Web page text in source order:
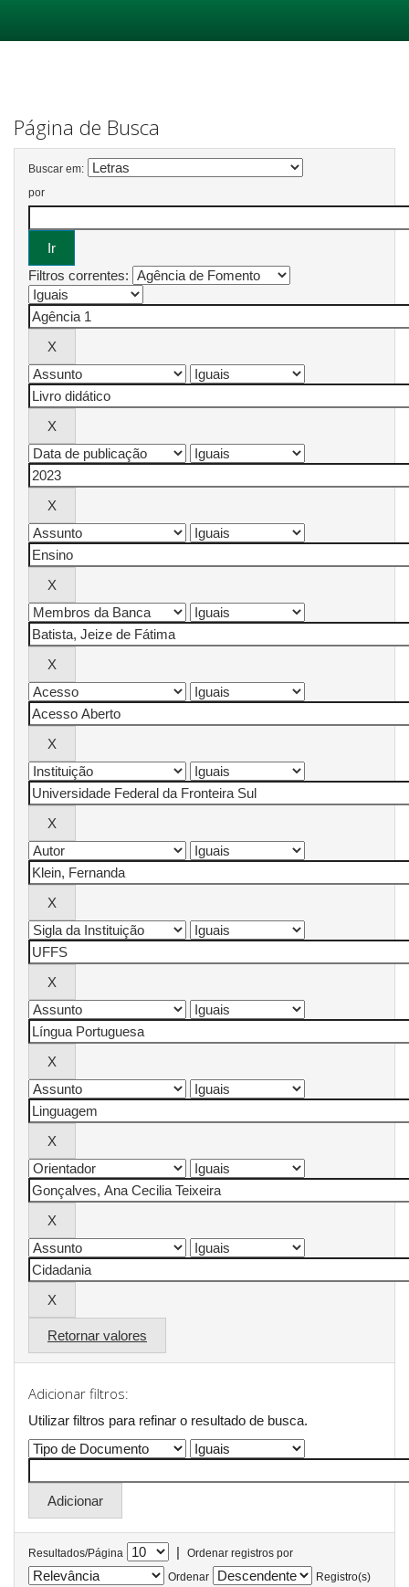
Página de Busca
Buscar em:
por
Filtros correntes:
Retornar valores
Adicionar filtros:
Utilizar filtros para refinar o resultado de busca.
Resultados/Página |
Ordenar registros por
Ordenar
Registro(s)